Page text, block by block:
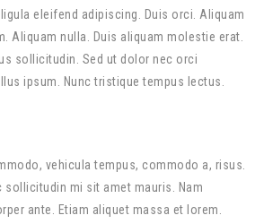
eleifend adipiscing. Duis orci. Aliquam
Aliquam nulla. Duis aliquam molestie erat.
sollicitudin. Sed ut dolor nec orci
ipsum. Nunc tristique tempus lectus.
vehicula tempus, commodo a, risus.
sollicitudin mi sit amet mauris. Nam
ante. Etiam aliquet massa et lorem.